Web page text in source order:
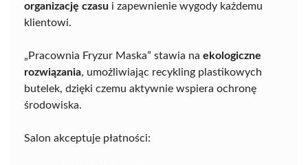
organizację czasu i zapewnienie wygody każdemu
klientowi.
„Pracownia Fryzur Maska” stawia na ekologiczne
rozwiązania, umożliwiając recykling plastikowych
butelek, dzięki czemu aktywnie wspiera ochronę
środowiska.
Salon akceptuje płatności: